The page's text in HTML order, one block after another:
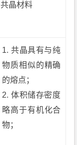
共晶材料
共晶具有与纯
物质相似的精确
的熔点；
体积储存密度
略高于有机化合
物；